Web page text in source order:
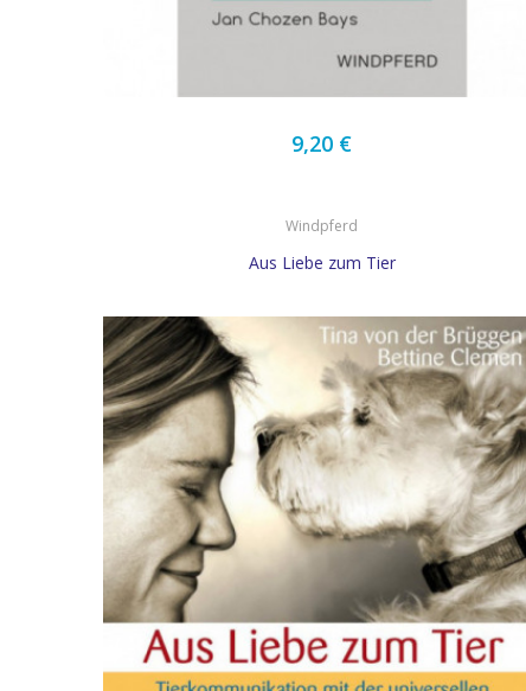
9,20 €
Windpferd
Aus Liebe zum Tier